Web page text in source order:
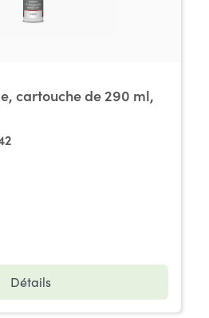
cartouche de 290 ml,
Détails